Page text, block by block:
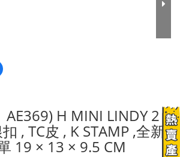
AE369) H MINI LINDY 2
, TC皮 , K STAMP ,全新
19 × 13 × 9.5 CM